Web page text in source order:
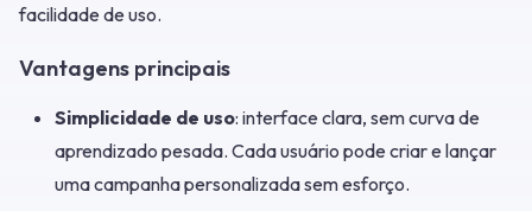
facilidade de uso.
Vantagens principais
Simplicidade de uso: interface clara, sem curva de
aprendizado pesada. Cada usuário pode criar e lançar
uma campanha personalizada sem esforço.